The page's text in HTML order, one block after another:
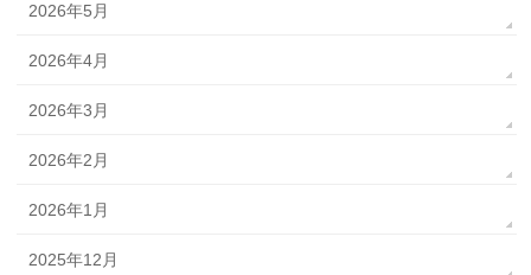
2026年5月
2026年4月
2026年3月
2026年2月
2026年1月
2025年12月